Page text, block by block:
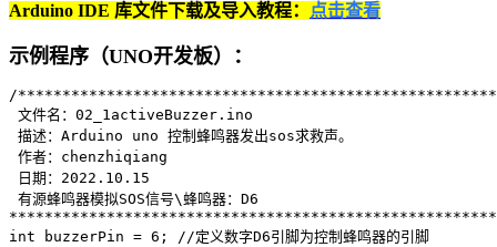
Arduino IDE 库文件下载及导入教程： 点击查看
示例程序（UNO开发板）：
/
文件名：02_1activeBuzzer.ino
描述：Arduino uno 控制蜂鸣器发出sos求救声。
作者：chenzhiqiang
日期：2022.10.15
有源蜂鸣器模拟SOS信号\蜂鸣器：D6
int buzzerPin = 6; //定义数字D6引脚为控制蜂鸣器的引脚